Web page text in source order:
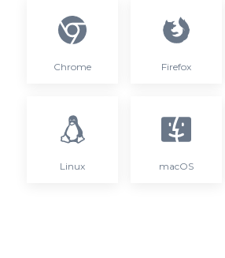
Chrome Firefox
Linux macOS